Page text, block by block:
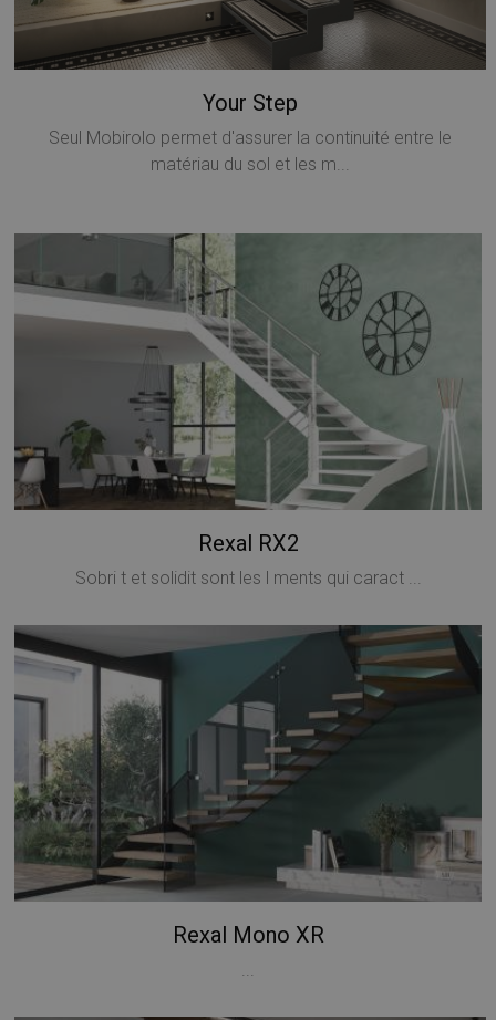
Your Step
Seul Mobirolo permet d'assurer la continuité entre le
matériau du sol et les m...
Rexal RX2
Sobri t et solidit sont les l ments qui caract ...
Rexal Mono XR
...